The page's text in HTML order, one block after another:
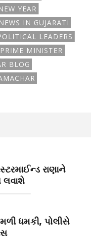
YEAR
NEWS IN GUJARATI
LEADERS
PRIME MINISTER
BLOG
રાણાને
લવાશે
ધમકી, પોલીસે